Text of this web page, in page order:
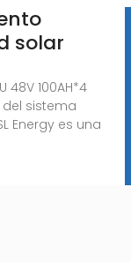
solar
48V 100AH*4
sistema
Energy es una